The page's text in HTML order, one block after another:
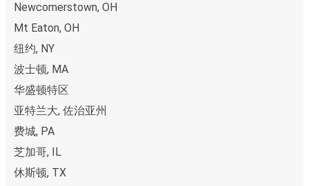
Newcomerstown, OH
Mt Eaton, OH
纽约, NY
波士顿, MA
华盛顿特区
亚特兰大, 佐治亚州
费城, PA
芝加哥, IL
休斯顿, TX